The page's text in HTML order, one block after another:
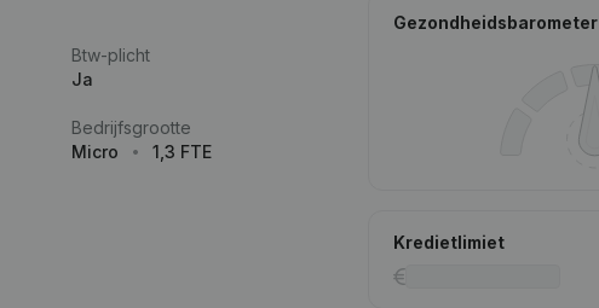
Btw-plicht
Ja
Bedrijfsgrootte
Micro
1,3 FTE
Gezondheidsbarometer
Kredietlimiet